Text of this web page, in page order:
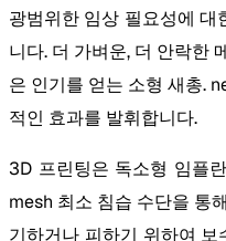
광범위한 임상 필요성에
니다. 더 가벼운, 더 안락한
은 인기를 얻는 소형 새총.
적인 효과를 발휘합니다.
3D 프린팅은 독소형 임플
mesh 최소 침습 수단을 통
기하거나 피하기 위하여